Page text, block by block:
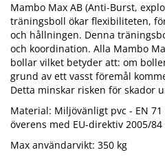
Mambo Max AB (Anti-Burst,
träningsboll ökar flexibiliteten,
och hållningen. Denna
och koordination. Alla Mambo
bollar vilket betyder att: om
grund av ett vasst föremål
Detta minskar risken för skador
Material: Miljövänligt pvc - EN
överens med EU-direktiv 2005/84
Max användarvikt: 350 kg